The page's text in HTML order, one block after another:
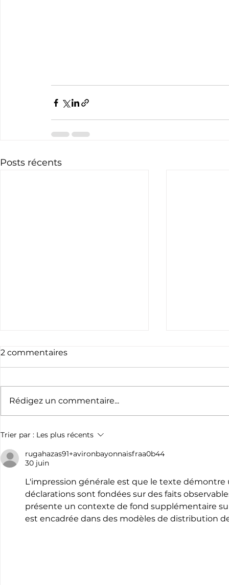
Posts récents
L’exposition des 120 ans
du rugby résiste à la
canicule.
2 commentaires
Rédigez un commentaire...
Trier par : Les plus récents
rugahazas91+avironbayonnaisfraa0b44
30 juin
L'impression générale est que le texte
déclarations sont fondées sur des faits
présente un contexte de fond supplémentaire
est encadrée dans des modèles de distribution